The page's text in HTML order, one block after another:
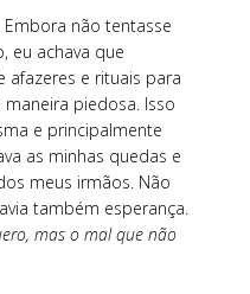
Embora não tentasse
eu achava que
afazeres e rituais para
maneira piedosa. Isso
e principalmente
as minhas quedas e
meus irmãos. Não
também esperança.
mas o mal que não